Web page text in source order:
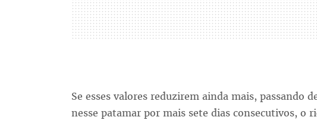
Se esses valores reduzirem ainda mais, passando
nesse patamar por mais sete dias consecutivos, o